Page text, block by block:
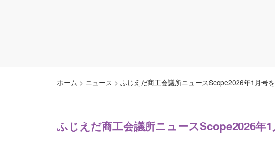
ホーム > ニュース > ふじえだ商工会議所ニュースScope2026年1月号
ふじえだ商工会議所ニュースScope2026年